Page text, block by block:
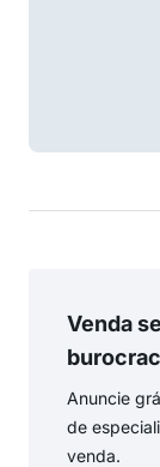
Venda
Anuncie
de
venda.